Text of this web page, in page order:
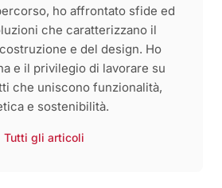
ho affrontato sfide ed
che caratterizzano il
e del design. Ho
e il privilegio di lavorare su
che uniscono funzionalità,
e sostenibilità.
Tutti gli articoli